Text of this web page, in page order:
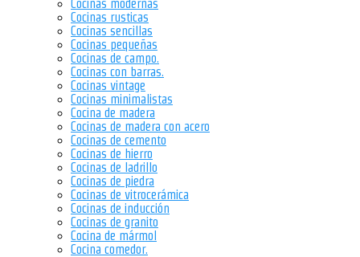
Cocinas modernas
Cocinas rusticas
Cocinas sencillas
Cocinas pequeñas
Cocinas de campo.
Cocinas con barras.
Cocinas vintage
Cocinas minimalistas
Cocina de madera
Cocinas de madera con acero
Cocinas de cemento
Cocinas de hierro
Cocinas de ladrillo
Cocinas de piedra
Cocinas de vitrocerámica
Cocinas de inducción
Cocinas de granito
Cocina de mármol
Cocina comedor.